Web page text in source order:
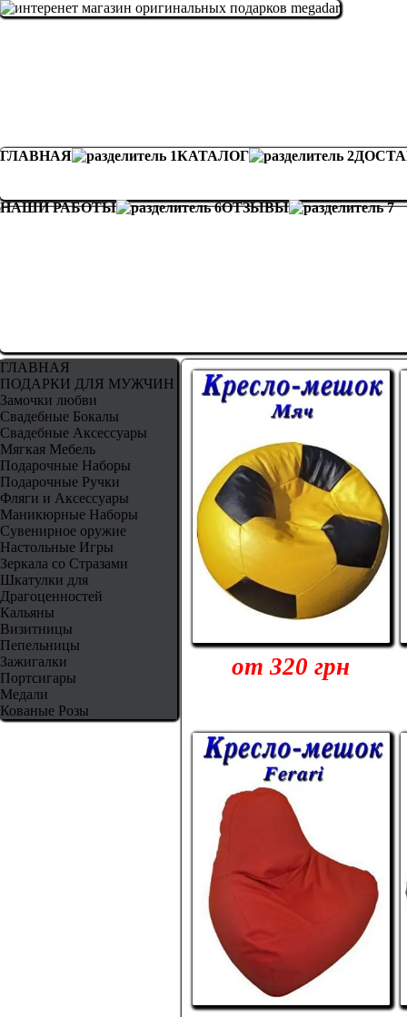
ГЛАВНАЯ КАТАЛОГ
НАШИ РАБОТЫ ОТЗЫВЫ
ГЛАВНАЯ
ПОДАРКИ ДЛЯ МУЖЧИН
Замочки любви
Свадебные Бокалы
Свадебные Аксессуары
Мягкая Мебель
Подарочные Наборы
Подарочные Ручки
Фляги и Аксессуары
Маникюрные Наборы
Сувенирное оружие
Настольные Игры
Зеркала со Стразами
Шкатулки для
Драгоценностей
Кальяны
Визитницы
Пепельницы
Зажигалки
Портсигары
Медали
Кованые Розы
от 320 грн